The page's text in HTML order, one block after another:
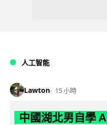
人工智能
Lawton 15 小時
中國湖北男自學